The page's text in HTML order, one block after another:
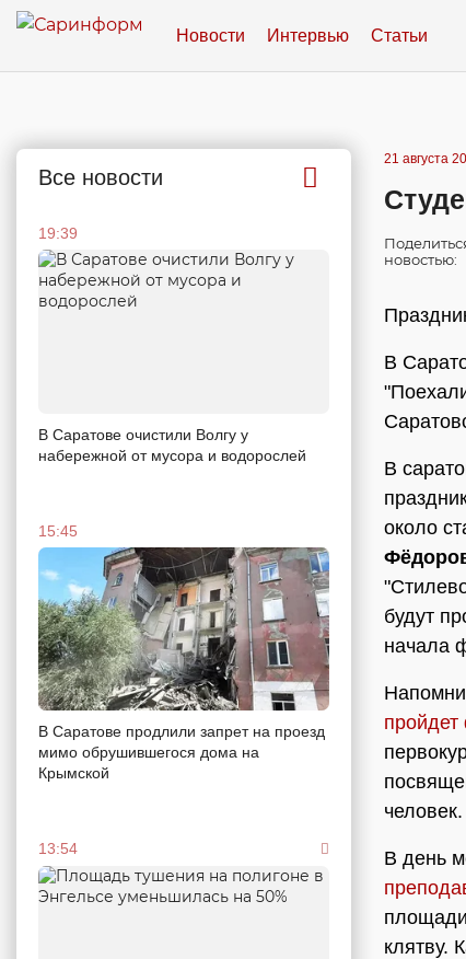
Новости Интервью Статьи
Все новости
19:39
В Саратове очистили Волгу у
набережной от мусора и водорослей
15:45
В Саратове продлили запрет на проезд
мимо обрушившегося дома на
Крымской
13:54
21 августа
новостью:
В
В
около
будут
начала
человек.
В день
площади
клятву.